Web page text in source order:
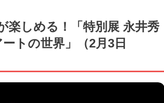
楽しめる！「特別展 永井秀
トの世界」（2月3日